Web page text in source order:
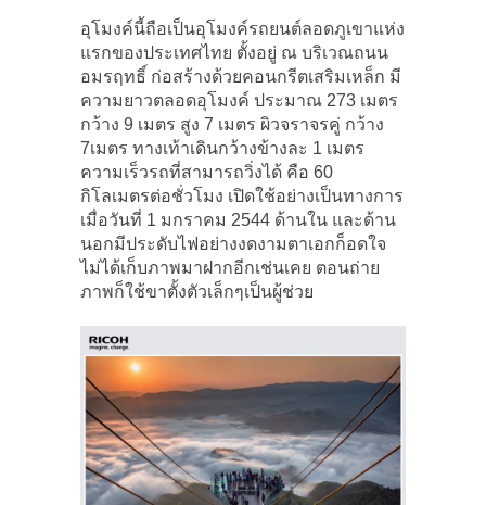
อุโมงค์นี้ถือเป็นอุโมงค์รถยนต์ลอดภูเขาแห่ง
แรกของประเทศไทย ตั้งอยู่ ณ บริเวณถนน
อมรฤทธิ์ ก่อสร้างด้วยคอนกรีตเสริมเหล็ก มี
ความยาวตลอดอุโมงค์ ประมาณ 273 เมตร
กว้าง 9 เมตร สูง 7 เมตร ผิวจราจรคู่ กว้าง
7เมตร ทางเท้าเดินกว้างข้างละ 1 เมตร
ความเร็วรถที่สามารถวิ่งได้ คือ 60
กิโลเมตรต่อชั่วโมง เปิดใช้อย่างเป็นทางการ
เมื่อวันที่ 1 มกราคม 2544 ด้านใน และด้าน
นอกมีประดับไฟอย่างงดงามตาเอกก็อดใจ
ไม่ได้เก็บภาพมาฝากอีกเช่นเคย ตอนถ่าย
ภาพก็ใช้ขาตั้งตัวเล็กๆเป็นผู้ช่วย